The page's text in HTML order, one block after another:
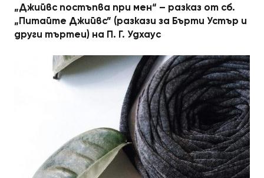
„Джийвс постъпва при мен“ – разказ от сб.
„Питайте Джийвс” (разкази за Бърти Устър и
други търтеи) на П. Г. Удхаус